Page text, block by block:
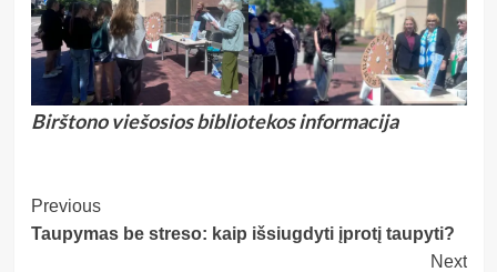
Birštono viešosios bibliotekos informacija
Post
Navigation
Previous
Taupymas be streso: kaip išsiugdyti įprotį taupyti?
Next